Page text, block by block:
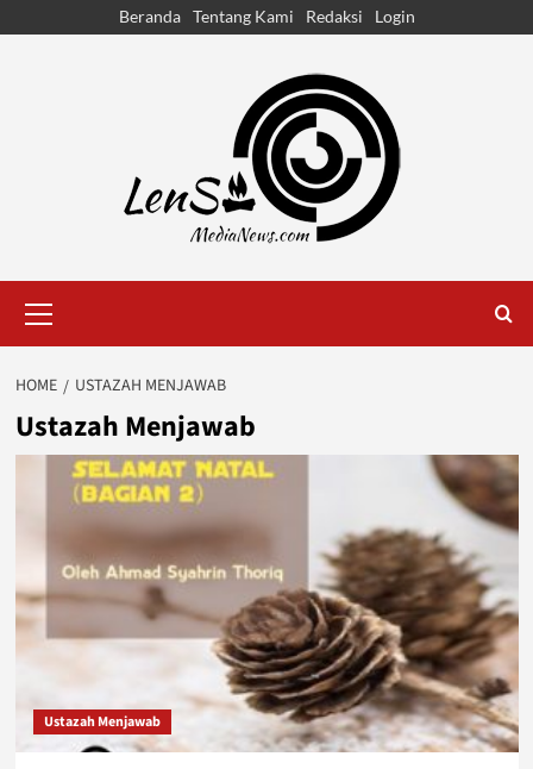
Beranda Tentang Kami Redaksi Login
Menu
HOME USTAZAH MENJAWAB
Ustazah Menjawab
Ustazah Menjawab